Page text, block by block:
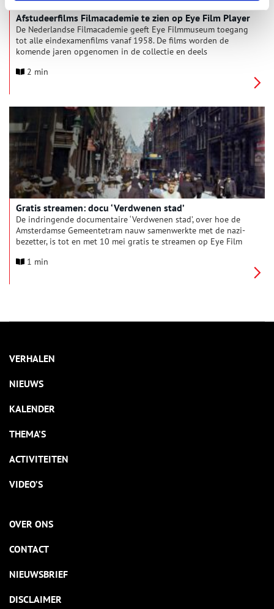
Afstudeerfilms Filmacademie te zien op Eye Film Player
De Nederlandse Filmacademie geeft Eye Filmmuseum toegang
tot alle eindexamenfilms vanaf 1958. De films worden de
komende jaren opgenomen in de collectie en deels
beginnen met tien eerste titels vanaf 24 mei. Daarna wordt
Reber Dosky en Joren Molter op 20 juni.
2 min
Gratis streamen: docu ‘Verdwenen stad’
De indringende documentaire ‘Verdwenen stad’, over hoe de
Amsterdamse Gemeentetram nauw samenwerkte met de nazi-
bezetter, is tot en met 10 mei gratis te streamen op Eye Film
1 min
VERHALEN
NIEUWS
KALENDER
THEMA’S
ACTIVITEITEN
VIDEO’S
OVER ONS
CONTACT
NIEUWSBRIEF
DISCLAIMER